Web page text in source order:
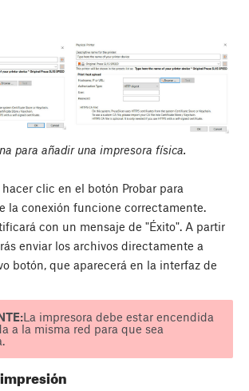
para añadir una impresora física.
clic en el botón Probar para
la conexión funcione correctamente.
con un mensaje de "Éxito". A partir
enviar los archivos directamente a
botón, que aparecerá en la interfaz de
La impresora debe estar encendida
a la misma red para que sea